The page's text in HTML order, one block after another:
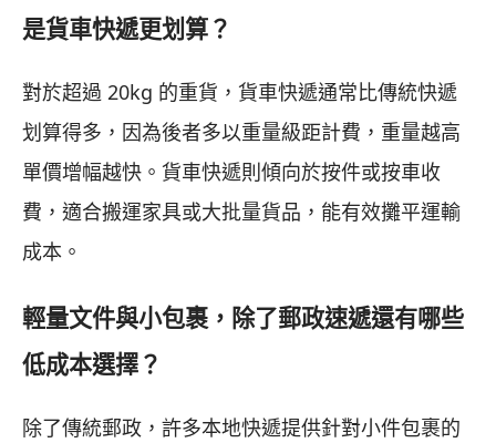
是貨車快遞更划算？
對於超過 20kg 的重貨，貨車快遞通常比傳統快遞
划算得多，因為後者多以重量級距計費，重量越高
單價增幅越快。貨車快遞則傾向於按件或按車收
費，適合搬運家具或大批量貨品，能有效攤平運輸
成本。
輕量文件與小包裹，除了郵政速遞還有哪些
低成本選擇？
除了傳統郵政，許多本地快遞提供針對小件包裹的